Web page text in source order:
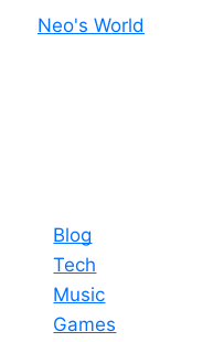
Neo's World
Blog
Tech
Music
Games